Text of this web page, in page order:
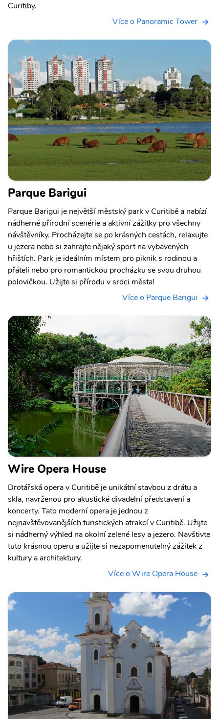
Curitiby.
Více o Panoramic Tower
Parque Barigui
Parque Barigui je největší městský park v Curitibě a nabízí
nádherné přírodní scenérie a aktivní zážitky pro všechny
návštěvníky. Procházejte se po krásných cestách, relaxujte
u jezera nebo si zahrajte nějaký sport na vybavených
hřištích. Park je ideálním místem pro piknik s rodinou a
přáteli nebo pro romantickou procházku se svou druhou
polovičkou. Užijte si přírodu v srdci města!
Více o Parque Barigui
Wire Opera House
Drotářská opera v Curitibě je unikátní stavbou z drátu a
skla, navrženou pro akustické divadelní představení a
koncerty. Tato moderní opera je jednou z
nejnavštěvovanějších turistických atrakcí v Curitibě. Užijte
si nádherný výhled na okolní zelené lesy a jezero. Navštivte
tuto krásnou operu a užijte si nezapomenutelný zážitek z
kultury a architektury.
Více o Wire Opera House